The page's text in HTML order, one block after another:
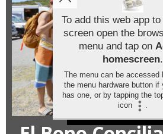
Aviso sobre el Uso
Utilizamos cookies
funcionamiento del
lista de cookies y como
nuestra Política de
Aceptar Cookies
To add this web app
screen open the
menu and tap on
homescreen.
The menu can be accessed
the menu hardware button if
has one, or by tapping the
icon
.